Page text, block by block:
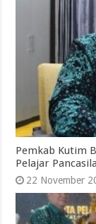
Pemkab Kutim
Pelajar Pancasila
22 November